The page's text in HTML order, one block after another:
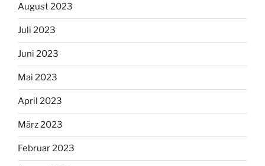
August 2023
Juli 2023
Juni 2023
Mai 2023
April 2023
März 2023
Februar 2023